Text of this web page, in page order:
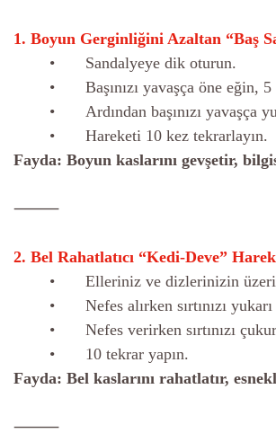
1. Boyun Gerginliğini Azaltan “Baş
	•	Sandalyeye dik oturun.
•	Başınızı yavaşça öne eğin,
•	Ardından başınızı yavaşça
	•	Hareketi 10 kez tekrarlayın.
Fayda: Boyun kaslarını gevşetir,
⸻
2. Bel Rahatlatıcı “Kedi-Deve”
•	Elleriniz ve dizlerinizin
•	Nefes alırken sırtınızı
•	Nefes verirken sırtınızı
	•	10 tekrar yapın.
Fayda: Bel kaslarını rahatlatır,
⸻